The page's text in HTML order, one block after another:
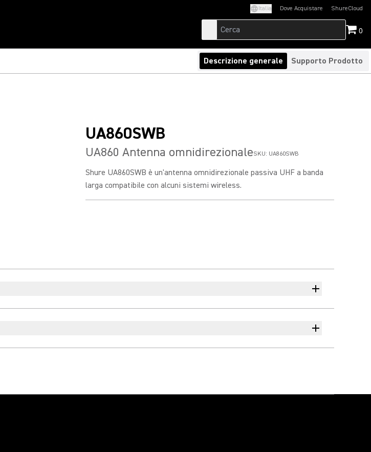
Italia Dove Acquistare ShureCloud
(Opens in a new
0
Descrizione generale Supporto Prodotto
UA860SWB
UA860 Antenna omnidirezionaleSKU: UA860SWB
Shure UA860SWB è un'antenna omnidirezionale passiva UHF a banda
larga compatibile con alcuni sistemi wireless.